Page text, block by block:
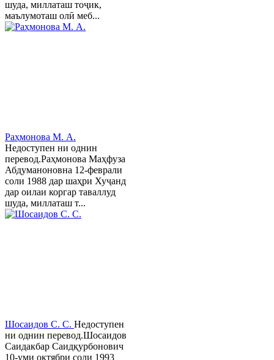
шуда, миллаташ тоҷик,
маълумоташ олӣ меб...
Раҳмонова М. А.
Недоступен ни однин
перевод.Раҳмонова Маҳфуза
Абдуманоновна 12-феврали
соли 1988 дар шаҳри Хуҷанд
дар оилаи коргар таваллуд
шуда, миллаташ т...
Шосаидов С. С. Недоступен
ни однин перевод.Шосаидов
Саидакбар Саидқурбонович
10-уми октябри соли 1993